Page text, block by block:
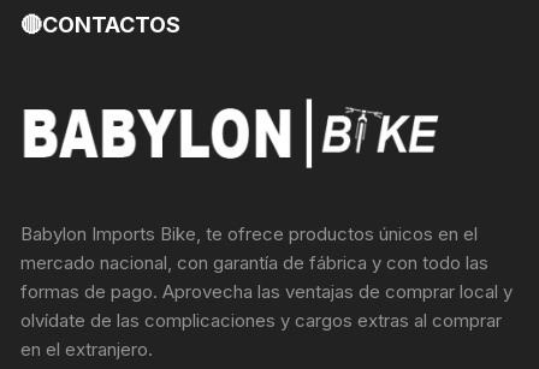
🔴CONTACTOS
Babylon Imports Bike, te ofrece productos únicos en el
mercado nacional, con garantía de fábrica y con todo las
formas de pago. Aprovecha las ventajas de comprar local y
olvídate de las complicaciones y cargos extras al comprar
en el extranjero.